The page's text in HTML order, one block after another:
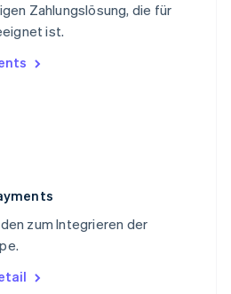
Zahlungslösung, die für
ist.
zum Integrieren der